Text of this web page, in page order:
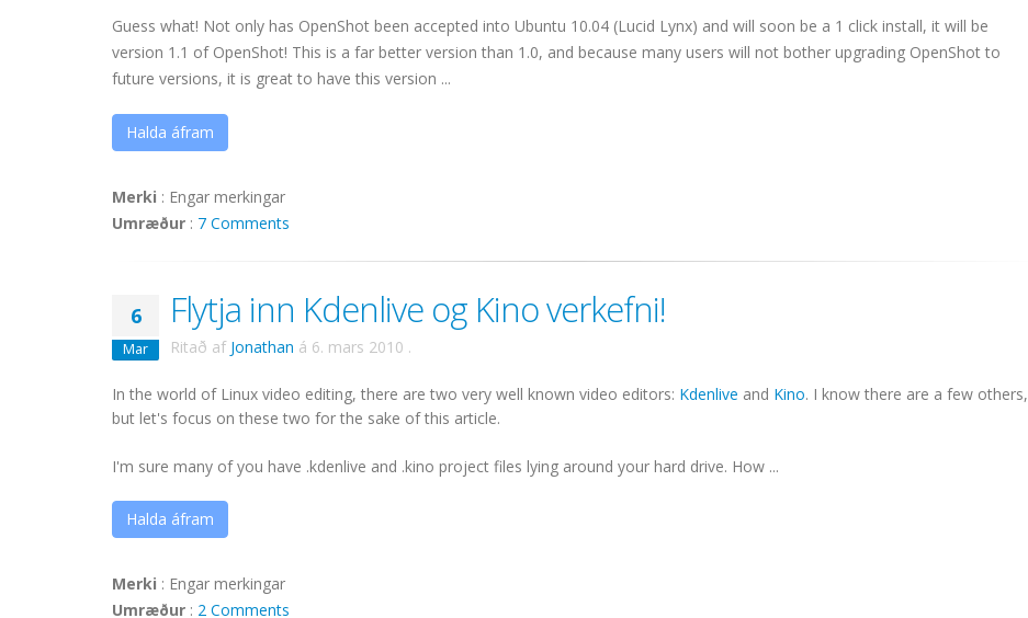
Guess what! Not only has OpenShot been accepted into Ubuntu 10.04 (Lucid Lynx) and will soon be a 1 click install, it will be
version 1.1 of OpenShot! This is a far better version than 1.0, and because many users will not bother upgrading OpenShot to
future versions, it is great to have this version ...
Halda áfram
Merki : Engar merkingar
Umræður : 7 Comments
6
Mar
Flytja inn Kdenlive og Kino verkefni!
Ritað af Jonathan á 6. mars 2010 .
In the world of Linux video editing, there are two very well known video editors: Kdenlive and Kino. I know there are a few others,
but let's focus on these two for the sake of this article.
I'm sure many of you have .kdenlive and .kino project files lying around your hard drive. How ...
Halda áfram
Merki : Engar merkingar
Umræður : 2 Comments